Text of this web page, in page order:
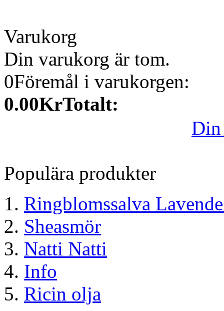
Varukorg
Din varukorg är tom.
0Föremål i varukorgen:
0.00KrTotalt:
Din
Populära produkter
Ringblomssalva
Sheasmör
Natti Natti
Info
Ricin olja